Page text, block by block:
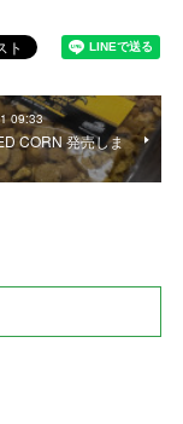
09:33
CORN 発売しま